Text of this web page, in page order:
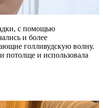
с помощью
и более
голливудскую волну.
потолще и использовала